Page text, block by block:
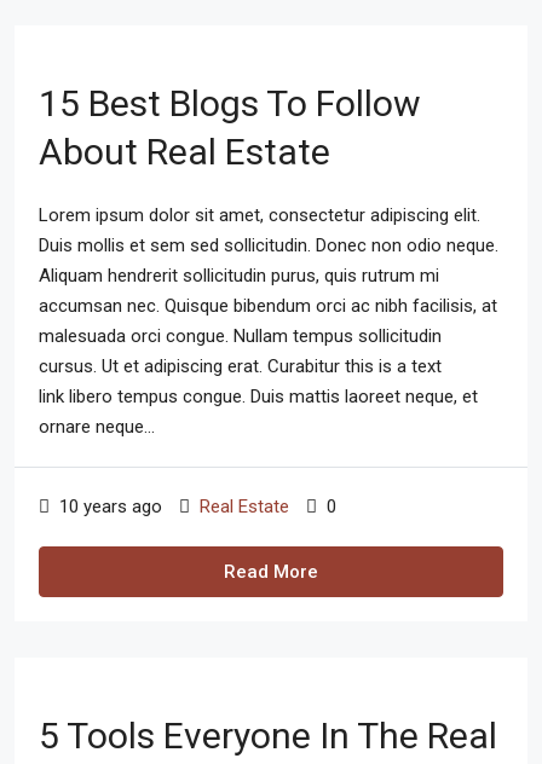
15 Best Blogs To Follow
About Real Estate
Lorem ipsum dolor sit amet, consectetur adipiscing elit.
Duis mollis et sem sed sollicitudin. Donec non odio neque.
Aliquam hendrerit sollicitudin purus, quis rutrum mi
accumsan nec. Quisque bibendum orci ac nibh facilisis, at
malesuada orci congue. Nullam tempus sollicitudin
cursus. Ut et adipiscing erat. Curabitur this is a text
link libero tempus congue. Duis mattis laoreet neque, et
ornare neque...
10 years ago Real Estate 0
Read More
5 Tools Everyone In The Real